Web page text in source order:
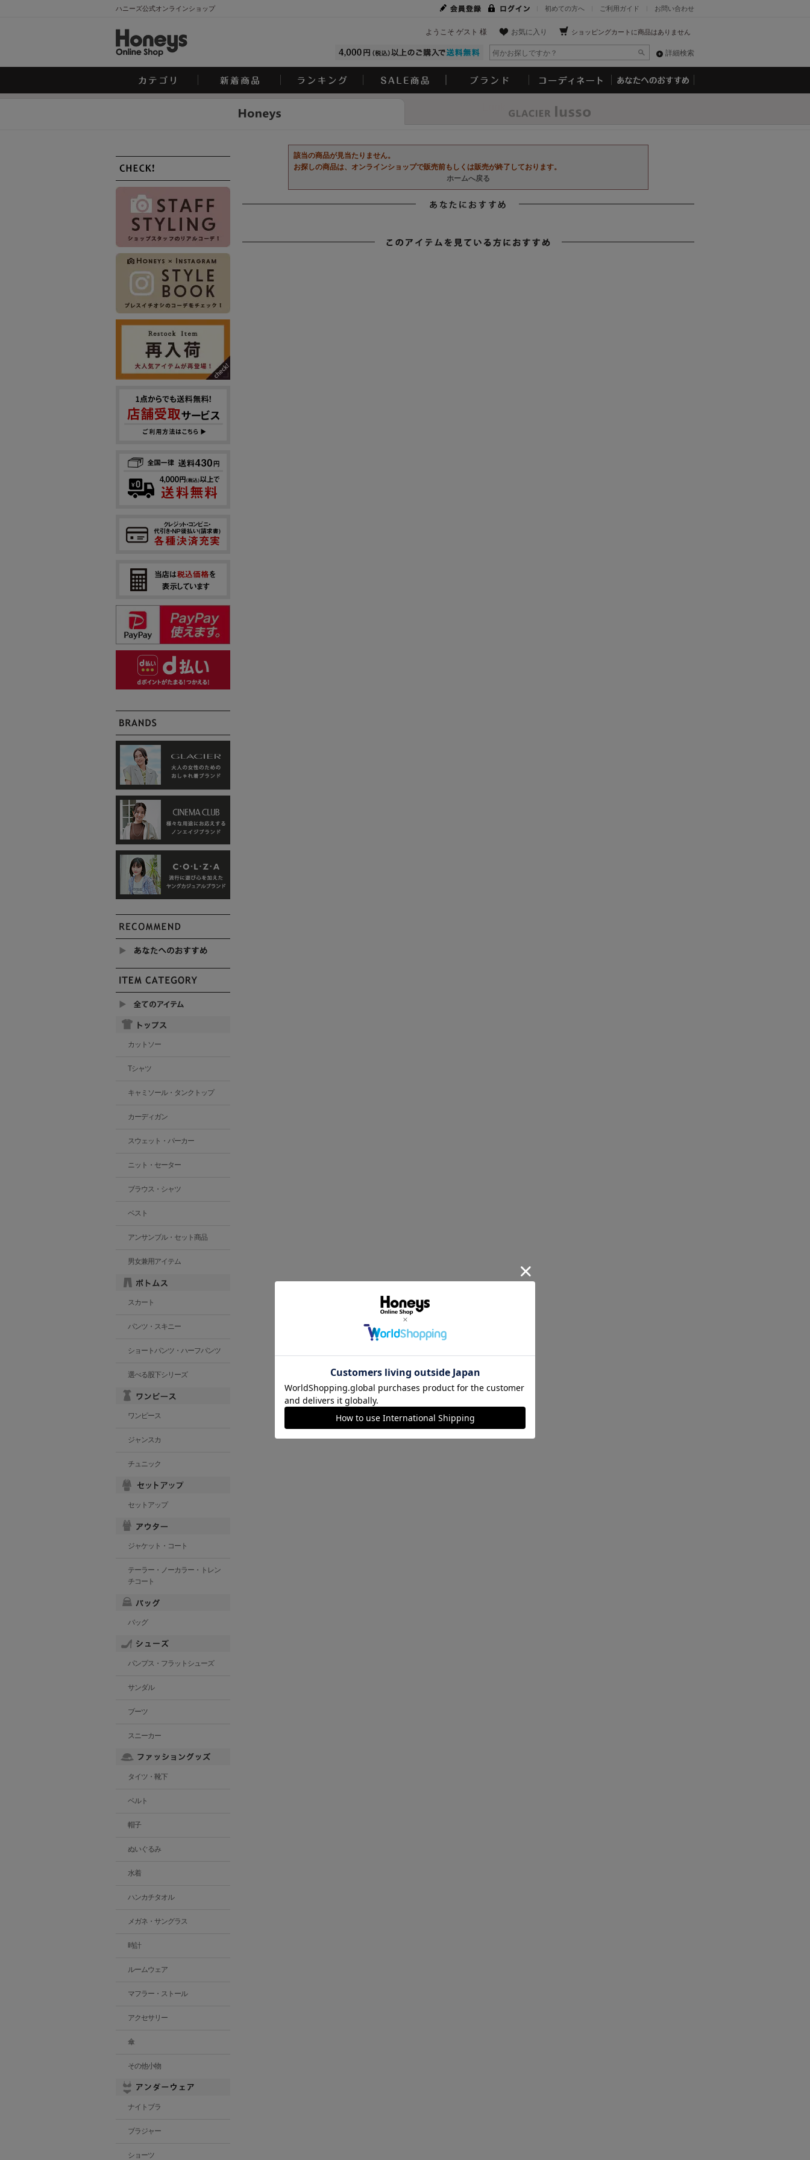
ハニーズ公式オンラインショップ お問い合わせ
ご利用ガイド
初めての方へ
ショッピングカートに商品はありません
お気に入り
ようこそ ゲスト 様
詳細検索
該当の商品が見当たりません。
お探しの商品は、オンラインショップで販売前もしくは販売が終了しております。
ホームへ戻る
カットソー
Tシャツ
キャミソール・タンクトップ
カーディガン
スウェット・パーカー
ニット・セーター
ブラウス・シャツ
ベスト
アンサンブル・セット商品
男女兼用アイテム
スカート
パンツ・スキニー
ショートパンツ・ハーフパンツ
選べる股下シリーズ
ワンピース
ジャンスカ
チュニック
セットアップ
ジャケット・コート
テーラー・ノーカラー・トレン
チコート
バッグ
パンプス・フラットシューズ
サンダル
ブーツ
スニーカー
タイツ・靴下
ベルト
帽子
ぬいぐるみ
水着
ハンカチタオル
メガネ・サングラス
時計
ルームウェア
マフラー・ストール
アクセサリー
傘
その他小物
ナイトブラ
ブラジャー
ショーツ